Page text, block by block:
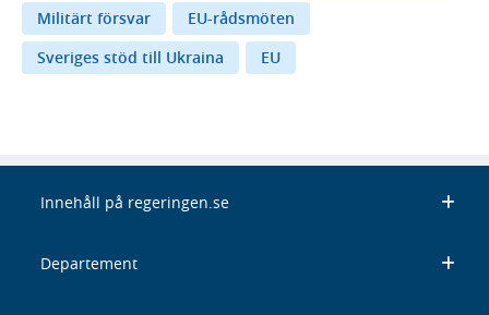
Militärt försvar
EU-rådsmöten
Sveriges stöd till Ukraina
EU
Innehåll på regeringen.se
Departement